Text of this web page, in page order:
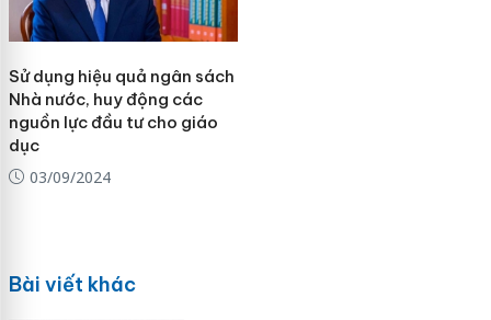
Sử dụng hiệu quả ngân sách
Nhà nước, huy động các
nguồn lực đầu tư cho giáo
dục
03/09/2024
Bài viết khác